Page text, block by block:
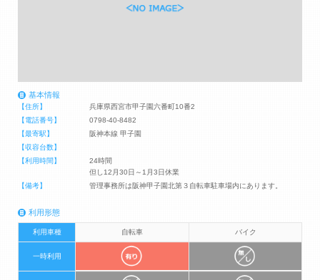
基本情報
【住所】
兵庫県西宮市甲子園六番町10番2
【電話番号】
0798-40-8482
【最寄駅】
阪神本線 甲子園
【収容台数】
【利用時間】
24時間
但し12月30日～1月3日休業
【備考】
管理事務所は阪神甲子園北第３自転車駐車場内にあります。
利用形態
利用車種 自転車 バイク
一時利用